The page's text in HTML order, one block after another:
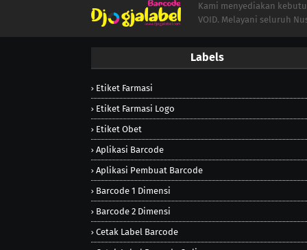
Kami menyediakan
VOID. Melayani seluruh
Labels
Etiket Farmasi
Etiket Farmasi Logo
Etiket Obet
Aplikasi Barcode
Aplikasi Pembuat Barcode
Barcode 1 Dimensi
Barcode 2 Dimensi
Cetak Label Barcode